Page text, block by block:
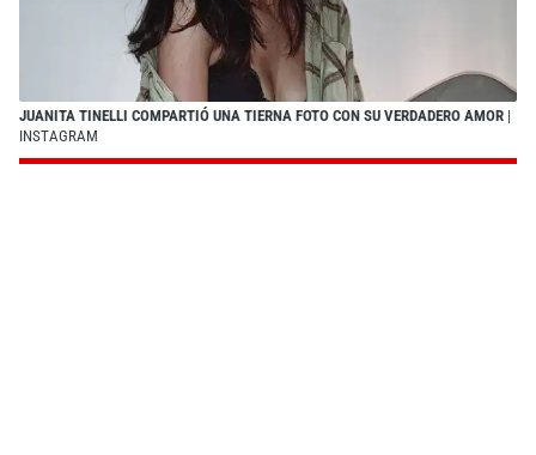
JUANITA TINELLI COMPARTIÓ UNA TIERNA FOTO CON SU VERDADERO AMOR |
INSTAGRAM